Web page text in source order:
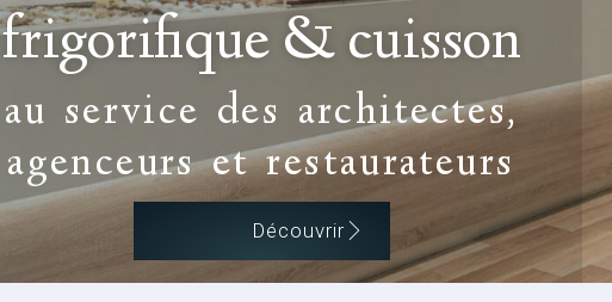
frigorifique & cuisson
au service des architectes,
agenceurs et restaurateurs
Découvrir